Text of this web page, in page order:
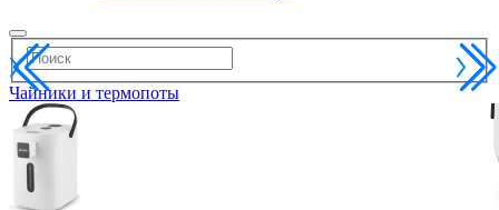
Чайники и термопоты